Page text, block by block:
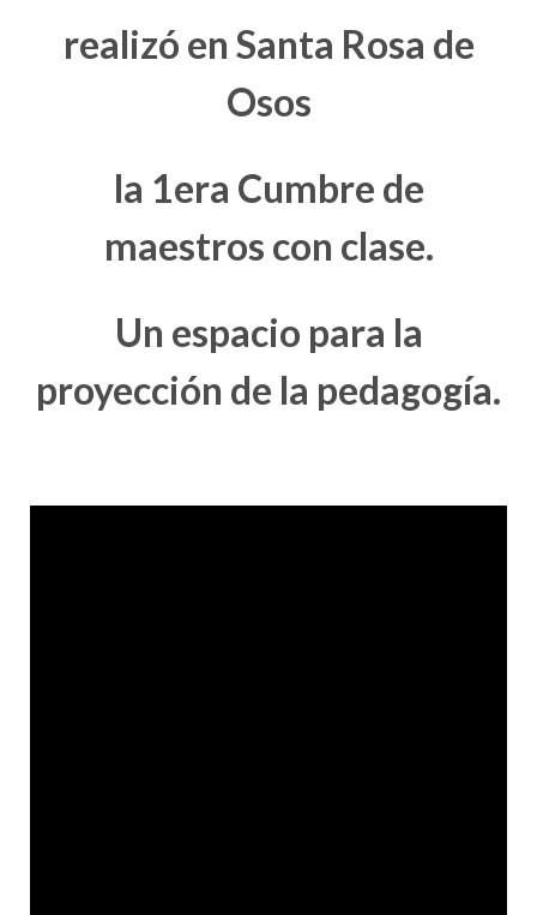
realizó en Santa Rosa de
Osos
la 1era Cumbre de
maestros con clase.
Un espacio para la
proyección de la pedagogía.